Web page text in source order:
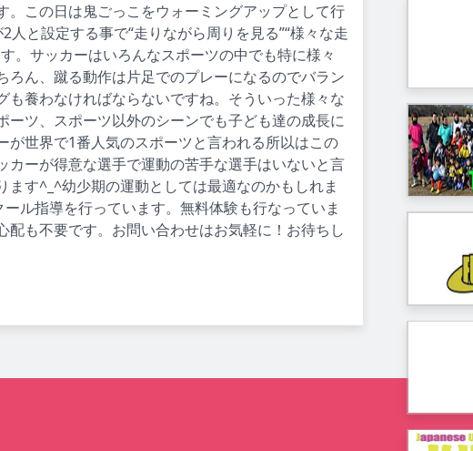
。この日は鬼ごっこをウォーミングアップとして行
と設定する事で“走りながら周りを見る”“様々な走
。サッカーはいろんなスポーツの中でも特に様々
ろん、蹴る動作は片足でのプレーになるのでバラン
も養わなければならないですね。そういった様々な
ツ、スポーツ以外のシーンでも子ども達の成長に
が世界で1番人気のスポーツと言われる所以はこの
カーが得意な選手で運動の苦手な選手はいないと言
す^_^幼少期の運動としては最適なのかもしれま
ル指導を行っています。無料体験も行なっていま
も不要です。お問い合わせはお気軽に！お待ちし